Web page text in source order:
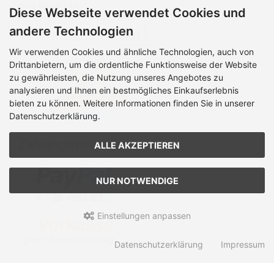
auch interessant:
Zahlungsmethoden
Diese Webseite verwendet Cookies und
andere Technologien
Wir verwenden Cookies und ähnliche Technologien, auch von
Drittanbietern, um die ordentliche Funktionsweise der Website
zu gewährleisten, die Nutzung unseres Angebotes zu
analysieren und Ihnen ein bestmögliches Einkaufserlebnis
bieten zu können. Weitere Informationen finden Sie in unserer
Datenschutzerklärung.
ALLE AKZEPTIEREN
NUR NOTWENDIGE
Einstellungen anpassen
Datenschutzerklärung Impressum